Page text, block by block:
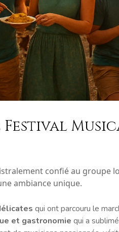
Festival
confié au groupe
ambiance unique.
qui ont parcouru le
et gastronomie qui a